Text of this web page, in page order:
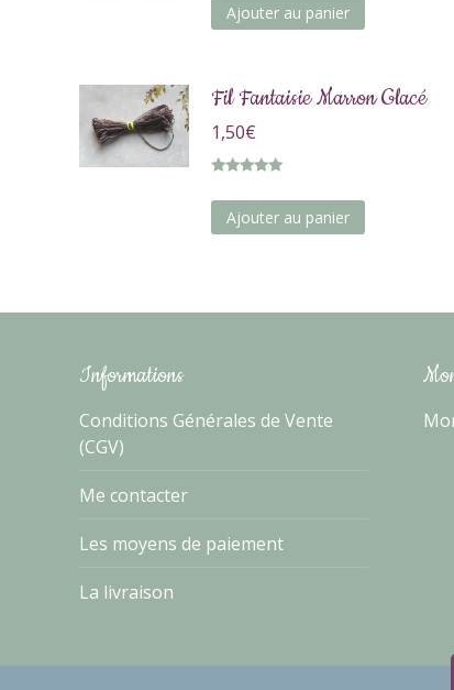
Ajouter au panier
Fil Fantaisie Marron Glacé
1,50€
sur 5
Ajouter au panier
Informations
Conditions Générales de Vente
(CGV)
Me contacter
Les moyens de paiement
La livraison